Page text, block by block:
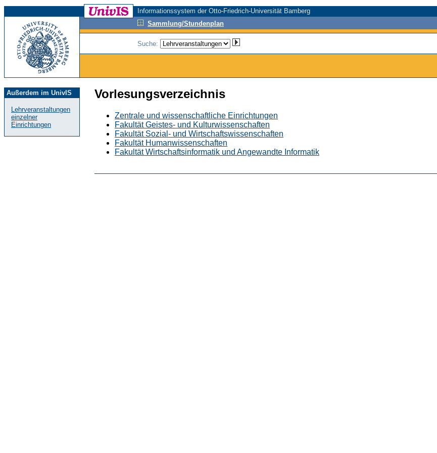
Informationssystem der Otto-Friedrich-Universität Bamberg
Sammlung/Stundenplan
Suche:
Außerdem im UnivIS
Lehrveranstaltungen
einzelner
Einrichtungen
Vorlesungsverzeichnis
Zentrale und wissenschaftliche Einrichtungen
Fakultät Geistes- und Kulturwissenschaften
Fakultät Sozial- und Wirtschaftswissenschaften
Fakultät Humanwissenschaften
Fakultät Wirtschaftsinformatik und Angewandte Informatik